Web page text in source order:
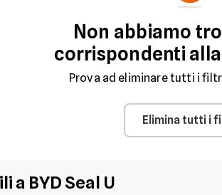
Non abbiamo
corrispondenti
Prova ad eliminare tutti i
Elimina tutti i
a BYD Seal U